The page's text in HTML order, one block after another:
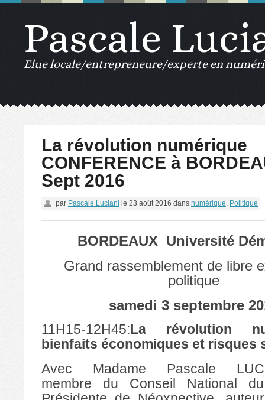
Pascale
Elue locale/entrepreneure/experte en
La révolution numérique
CONFERENCE à
Sept 2016
par Pascale Luciani le 23 août 2016 dans numérique, Politique
BORDEAUX Université
Grand rassemblement de libre
politique
samedi 3 septembre
11H15-12H45:La révolution
bienfaits économiques et risques
Avec Madame Pascale
membre du Conseil National